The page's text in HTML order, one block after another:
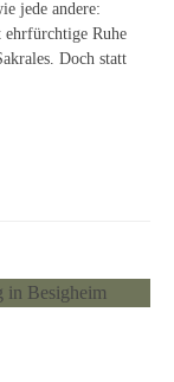
jede andere:
Ruhe
Doch statt